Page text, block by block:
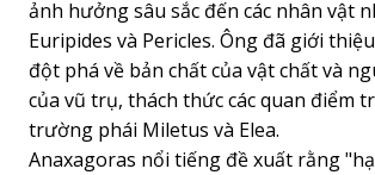
ảnh hưởng sâu sắc đến các nhân vật
Euripides và Pericles. Ông đã giới
đột phá về bản chất của vật chất và
của vũ trụ, thách thức các quan điểm
trường phái Miletus và Elea.
Anaxagoras nổi tiếng đề xuất rằng